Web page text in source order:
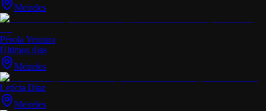
Meireles
Pérola Ventura
Últimos dias
Meireles
Letícia Diaz
Meireles